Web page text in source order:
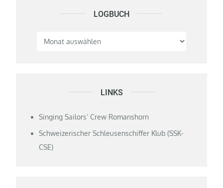
LOGBUCH Logbuch
LINKS
Singing Sailors‘ Crew Romanshorn
Schweizerischer Schleusenschiffer Klub (SSK-
CSE)